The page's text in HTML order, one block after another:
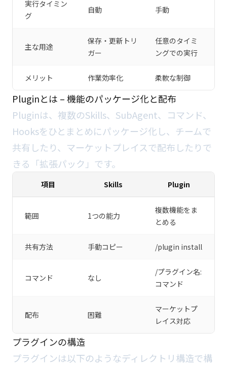
実行タイミン
グ
自動 手動
主な用途
保存・更新トリ
ガー
任意のタイミ
ングでの実行
メリット 作業効率化 柔軟な制御
Pluginとは – 機能のパッケージ化と配布
Pluginは、複数のSkills、SubAgent、コマンド、
Hooksをひとまとめにパッケージ化し、チームで
共有したり、マーケットプレイスで配布したりで
きる「拡張パック」です。
項目 Skills Plugin
範囲 1つの能力
複数機能をま
とめる
共有方法 手動コピー /plugin install
コマンド なし
/プラグイン名:
コマンド
配布 困難
マーケットプ
レイス対応
プラグインの構造
プラグインは以下のようなディレクトリ構造で構